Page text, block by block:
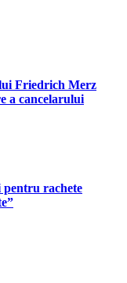
Friedrich Merz
a cancelarului
pentru rachete